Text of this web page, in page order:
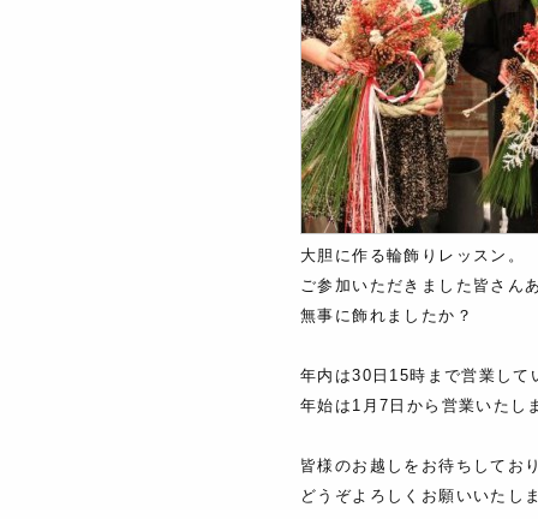
大胆に作る輪飾りレッスン。
ご参加いただきました皆さん
無事に飾れましたか？
年内は30日15時まで営業して
年始は1月7日から営業いたし
皆様のお越しをお待ちしてお
どうぞよろしくお願いいたし